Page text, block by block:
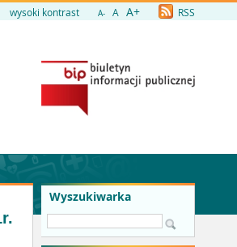
wysoki kontrast A- A A+ RSS
Wyszukiwarka